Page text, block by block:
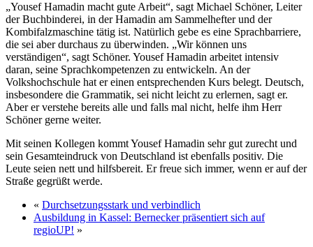
„Yousef Hamadin macht gute Arbeit“, sagt Michael Schöner, Leiter
der Buchbinderei, in der Hamadin am Sammelhefter und der
Kombifalzmaschine tätig ist. Natürlich gebe es eine Sprachbarriere,
die sei aber durchaus zu überwinden. „Wir können uns
verständigen“, sagt Schöner. Yousef Hamadin arbeitet intensiv
daran, seine Sprachkompetenzen zu entwickeln. An der
Volkshochschule hat er einen entsprechenden Kurs belegt. Deutsch,
insbesondere die Grammatik, sei nicht leicht zu erlernen, sagt er.
Aber er verstehe bereits alle und falls mal nicht, helfe ihm Herr
Schöner gerne weiter.
Mit seinen Kollegen kommt Yousef Hamadin sehr gut zurecht und
sein Gesamteindruck von Deutschland ist ebenfalls positiv. Die
Leute seien nett und hilfsbereit. Er freue sich immer, wenn er auf der
Straße gegrüßt werde.
« Durchsetzungsstark und verbindlich
Ausbildung in Kassel: Bernecker präsentiert sich auf
regioUP! »